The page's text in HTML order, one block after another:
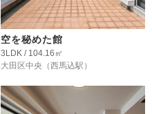
空を秘めた館
3LDK / 104.16㎡
大田区中央 （西馬込駅）